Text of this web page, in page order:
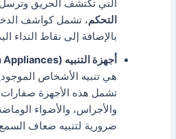
التي تكتشف الحريق وترسل
التحكم، تشمل كواشف
بالإضافة إلى نقاط النداء
أجهزة التنبيه (Notification Appliances):
هي تنبيه الأشخاص
تشمل هذه الأجهزة صفارات
ضرورية لتنبيه ضعاف